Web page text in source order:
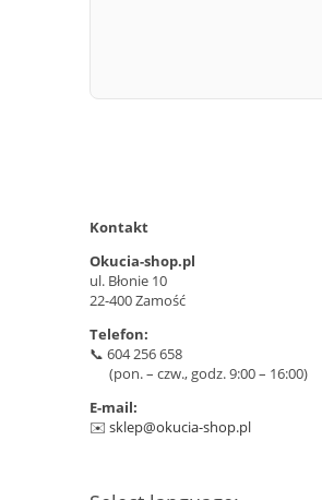
Kontakt
Okucia-shop.pl
ul. Błonie 10
22-400 Zamość
Telefon:
📞 604 256 658
(pon. – czw., godz. 9:00 – 16:00)
E-mail:
✉️ sklep@okucia-shop.pl